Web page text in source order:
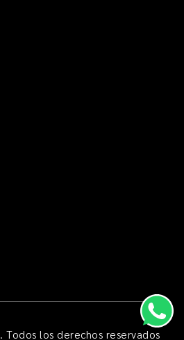
. Todos los derechos reservados